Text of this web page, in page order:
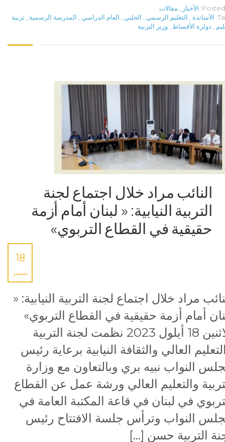
Posted الأخبار , مقالات
الأساتذة , التعليم الرسمي , الحلبي , العام الدراسي , المدرسة الرسمية , تربية
, دولرة الأقساط , وزير التربية
النائب مراد خلال اجتماع لجنة
التربية النيابية: « لبنان أمام أزمة
حقيقية في القطاع التربوي»
18
سبتمبر
مراد خلال اجتماع لجنة التربية النيابية: «
أمام أزمة حقيقية في القطاع التربوي»
الاثنين 18 أيلول 2023 نظمت لجنة التربية
العالي والثقافة النيابية برعاية رئيس
النواب نبيه بري وبالتعاون مع وزارة
والتعليم العالي ورشة عمل عن القطاع
في لبنان في قاعة المكتبة العامة في
النواب وترأس جلسة الافتتاح رئيس
التربية حسن […]